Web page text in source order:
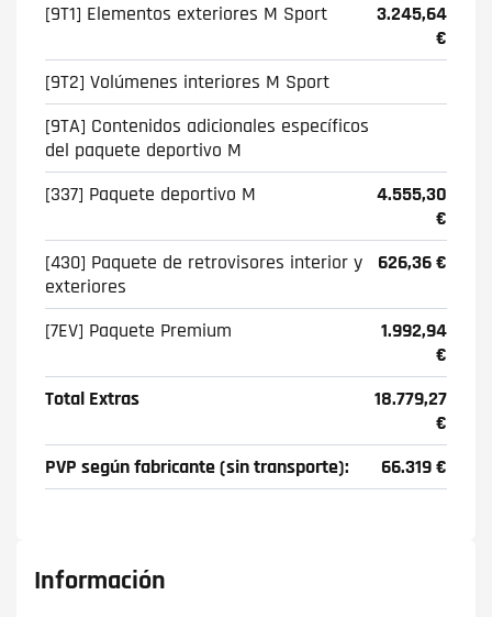
[9T1] Elementos exteriores M Sport
3.245,64
€
[9T2] Volúmenes interiores M Sport
[9TA] Contenidos adicionales específicos
del paquete deportivo M
[337] Paquete deportivo M
4.555,30
€
[430] Paquete de retrovisores interior y
exteriores
626,36 €
[7EV] Paquete Premium
1.992,94
€
Total Extras
18.779,27
€
PVP según fabricante (sin transporte):
66.319 €
Información